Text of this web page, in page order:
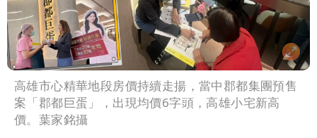
高雄市心精華地段房價持續走揚，當中郡都集團預售
案「郡都巨蛋」，出現均價6字頭，高雄小宅新高
價。葉家銘攝